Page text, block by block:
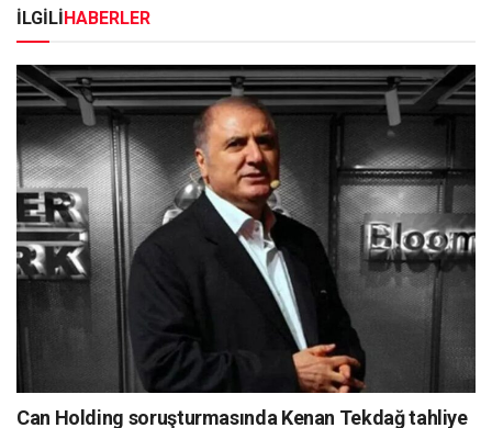
İLGİLİHABERLER
Can Holding soruşturmasında Kenan Tekdağ tahliye